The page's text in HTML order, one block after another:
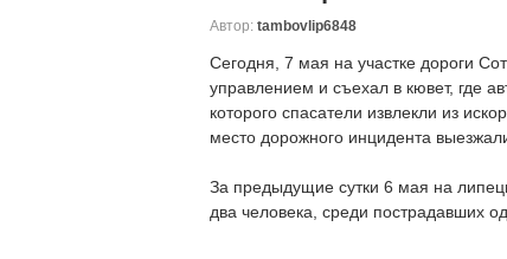
Автор: tambovlip6848
Сегодня, 7 мая на участке дороги
управлением и съехал в кювет, где
которого спасатели извлекли из
место дорожного инцидента
За предыдущие сутки 6 мая на
два человека, среди пострадавших